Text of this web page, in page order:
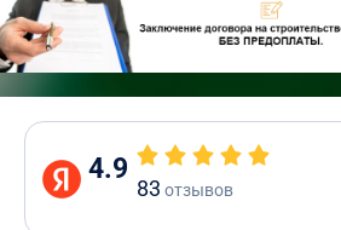
4.9
83 отзывов